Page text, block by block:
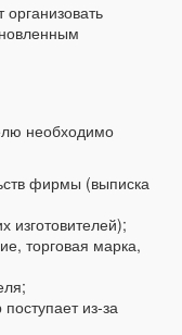
необходимо
фирмы (выписка
торговая марка,
из-за